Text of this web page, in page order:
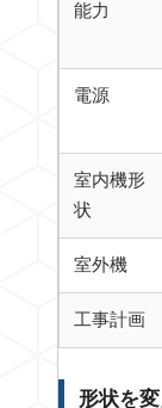
能力
電源
室内機形
状
室外機
工事計画
形状を